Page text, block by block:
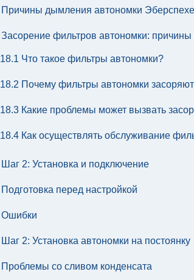
Причины дымления автономки
Засорение фильтров автономки:
18.1 Что такое фильтры автономки?
18.2 Почему фильтры автономки
18.3 Какие проблемы может вызвать
18.4 Как осуществлять обслуживание
Шаг 2: Установка и подключение
Подготовка перед настройкой
Ошибки
Шаг 2: Установка автономки на постоянку
Проблемы со сливом конденсата